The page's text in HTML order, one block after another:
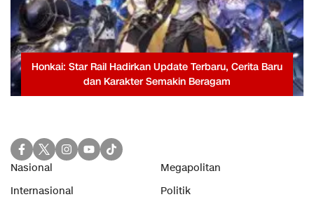
Honkai: Star Rail Hadirkan Update Terbaru, Cerita Baru
dan Karakter Semakin Beragam
Nasional
Megapolitan
Internasional
Politik